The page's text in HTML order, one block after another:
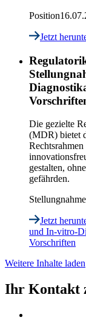
Position
Jetzt
Die gezielte
(MDR) bietet
gestalten,
gefährden.
Stellungnahme
Jetzt
und In-vitro-
Vorschriften
Weitere Inhalte laden
Ihr Kontakt